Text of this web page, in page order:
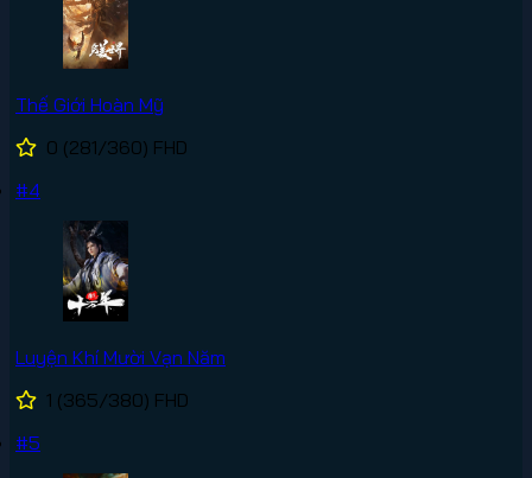
Thế Giới Hoàn Mỹ
0 (281/360) FHD
#4
Luyện Khí Mười Vạn Năm
1 (365/380) FHD
#5